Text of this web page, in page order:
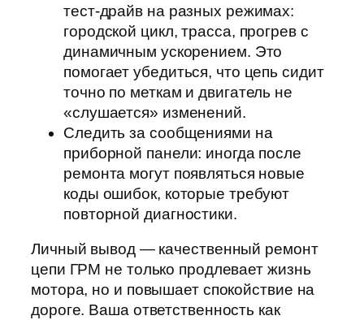
тест‑драйв на разных режимах:
городской цикл, трасса, прогрев с
динамичным ускорением. Это
помогает убедиться, что цепь сидит
точно по меткам и двигатель не
«слушается» изменений.
Следить за сообщениями на
приборной панели: иногда после
ремонта могут появляться новые
коды ошибок, которые требуют
повторной диагностики.
Личный вывод — качественный ремонт
цепи ГРМ не только продлевает жизнь
мотора, но и повышает спокойствие на
дороге. Ваша ответственность как